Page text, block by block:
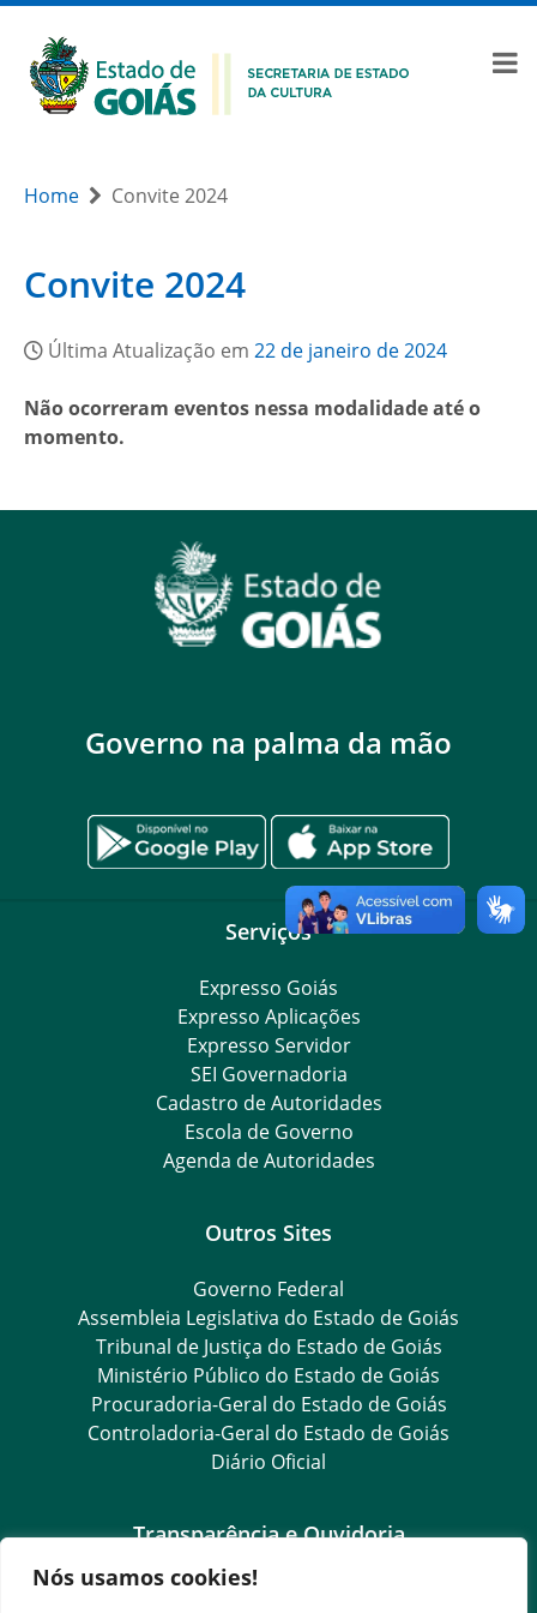
Nós usamos cookies!
Home Convite 2024
Convite 2024
Última Atualização em 22 de janeiro de 2024
Não ocorreram eventos nessa modalidade até o
momento.
Governo na palma da mão
Serviços
Expresso Goiás
Expresso Aplicações
Expresso Servidor
SEI Governadoria
Cadastro de Autoridades
Escola de Governo
Agenda de Autoridades
Outros Sites
Governo Federal
Assembleia Legislativa do Estado de Goiás
Tribunal de Justiça do Estado de Goiás
Ministério Público do Estado de Goiás
Procuradoria-Geral do Estado de Goiás
Controladoria-Geral do Estado de Goiás
Diário Oficial
Transparência e Ouvidoria
LGPD